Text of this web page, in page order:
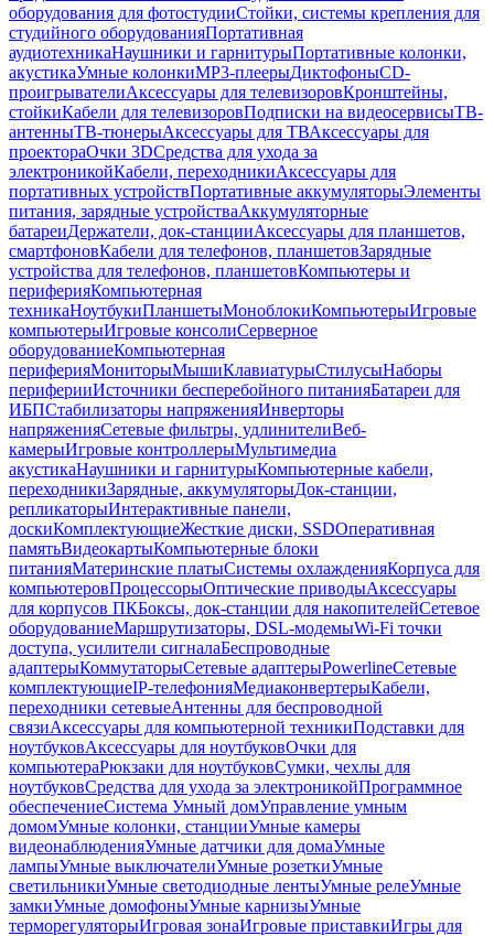
оборудования для фотостудииСтойки, системы крепления для
студийного оборудованияПортативная
аудиотехникаНаушники и гарнитурыПортативные колонки,
акустикаУмные колонкиMP3-плеерыДиктофоныCD-
проигрывателиАксессуары для телевизоровКронштейны,
стойкиКабели для телевизоровПодписки на видеосервисыТВ-
антенныТВ-тюнерыАксессуары для ТВАксессуары для
проектораОчки 3DСредства для ухода за
электроникойКабели, переходникиАксессуары для
портативных устройствПортативные аккумуляторыЭлементы
питания, зарядные устройстваАккумуляторные
батареиДержатели, док-станцииАксессуары для планшетов,
смартфоновКабели для телефонов, планшетовЗарядные
устройства для телефонов, планшетовКомпьютеры и
периферияКомпьютерная
техникаНоутбукиПланшетыМоноблокиКомпьютерыИгровые
компьютерыИгровые консолиСерверное
оборудованиеКомпьютерная
периферияМониторыМышиКлавиатурыСтилусыНаборы
периферииИсточники бесперебойного питанияБатареи для
ИБПСтабилизаторы напряженияИнверторы
напряженияСетевые фильтры, удлинителиВеб-
камерыИгровые контроллерыМультимедиа
акустикаНаушники и гарнитурыКомпьютерные кабели,
переходникиЗарядные, аккумуляторыДок-станции,
репликаторыИнтерактивные панели,
доскиКомплектующиеЖесткие диски, SSDОперативная
памятьВидеокартыКомпьютерные блоки
питанияМатеринские платыСистемы охлажденияКорпуса для
компьютеровПроцессорыОптические приводыАксессуары
для корпусов ПКБоксы, док-станции для накопителейСетевое
оборудованиеМаршрутизаторы, DSL-модемыWi-Fi точки
доступа, усилители сигналаБеспроводные
адаптерыКоммутаторыСетевые адаптерыPowerlineСетевые
комплектующиеIP-телефонияМедиаконвертерыКабели,
переходники сетевыеАнтенны для беспроводной
связиАксессуары для компьютерной техникиПодставки для
ноутбуковАксессуары для ноутбуковОчки для
компьютераРюкзаки для ноутбуковСумки, чехлы для
ноутбуковСредства для ухода за электроникойПрограммное
обеспечениеСистема Умный домУправление умным
домомУмные колонки, станцииУмные камеры
видеонаблюденияУмные датчики для домаУмные
лампыУмные выключателиУмные розеткиУмные
светильникиУмные светодиодные лентыУмные релеУмные
замкиУмные домофоныУмные карнизыУмные
терморегуляторыИгровая зонаИгровые приставкиИгры для